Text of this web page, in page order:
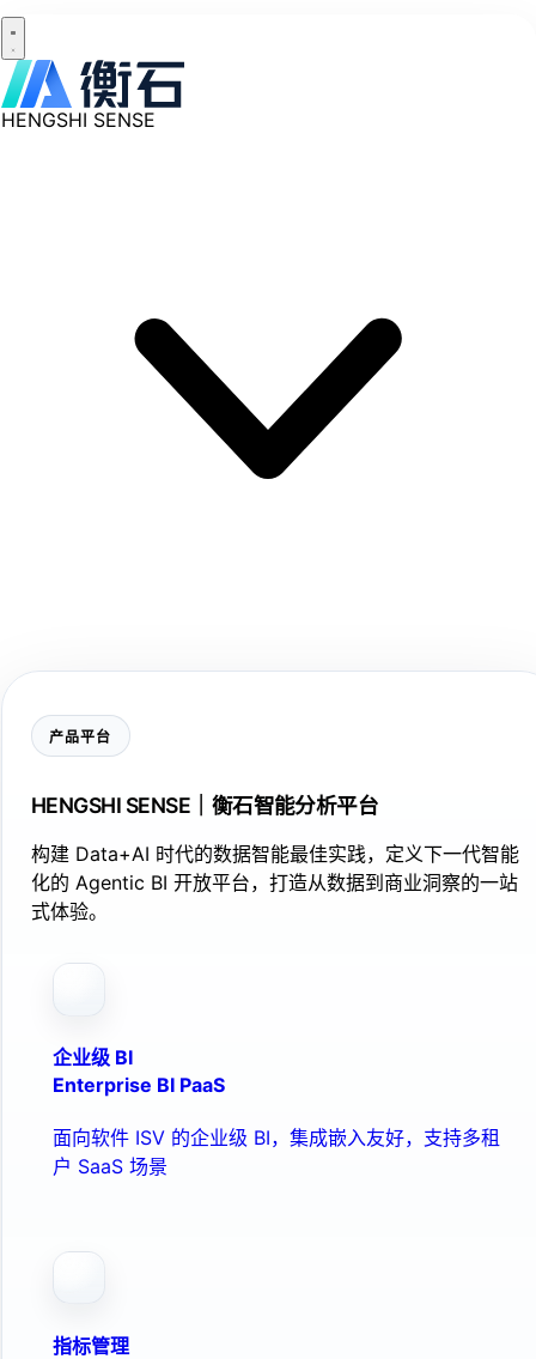
HENGSHI SENSE
产品平台
HENGSHI SENSE｜衡石智能分析平台
构建 Data+AI 时代的数据智能最佳实践，定义下一代智能
化的 Agentic BI 开放平台，打造从数据到商业洞察的一站
式体验。
企业级 BI
Enterprise BI PaaS
面向软件 ISV 的企业级 BI，集成嵌入友好，支持多租
户 SaaS 场景
指标管理